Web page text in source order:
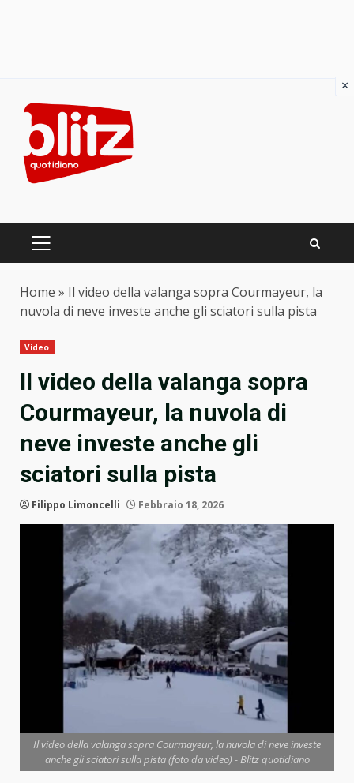
content
PRIMARY
Home » Il video della valanga sopra Courmayeur, la
nuvola di neve investe anche gli sciatori sulla pista
Video
Il video della valanga sopra
Courmayeur, la nuvola di
neve investe anche gli
sciatori sulla pista
Filippo Limoncelli Febbraio 18, 2026
Il video della valanga sopra Courmayeur, la nuvola di neve investe
anche gli sciatori sulla pista (foto da video) - Blitz quotidiano
×